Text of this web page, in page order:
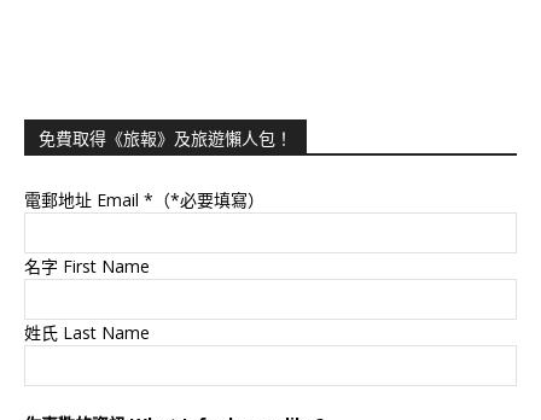
免費取得《旅報》及旅遊懶人包！
電郵地址 Email *（*必要填寫）
名字 First Name
姓氏 Last Name